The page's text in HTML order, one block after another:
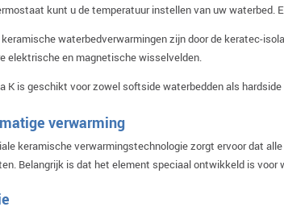
kunt u de temperatuur instellen van uw waterbed.
keramische waterbedverwarmingen zijn door de keratec-
elektrische en magnetische wisselvelden.
K is geschikt voor zowel softside waterbedden als
verwarming
keramische verwarmingstechnologie zorgt ervoor dat
Belangrijk is dat het element speciaal ontwikkeld is